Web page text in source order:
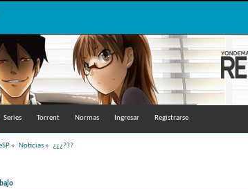
Series Torrent Normas Ingresar Registrarse
» Noticias » ¿¿¿???